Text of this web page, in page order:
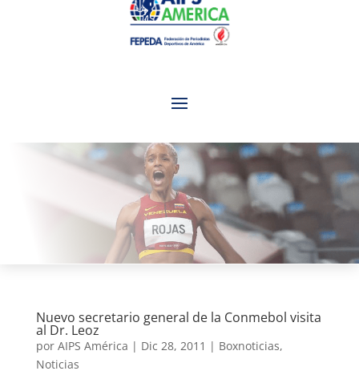
Nuevo secretario general de la Conmebol visita
al Dr. Leoz
por AIPS América | Dic 28, 2011 | Boxnoticias,
Noticias